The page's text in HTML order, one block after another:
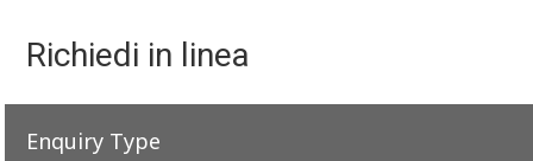
Richiedi in linea
Enquiry Type